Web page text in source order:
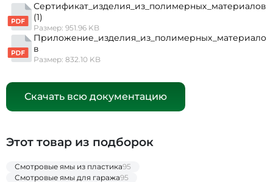
Сертификат_изделия_из_полимерных_материалов
(1)
Размер: 951.96 KB
Приложение_изделия_из_полимерных_материало
в
Размер: 832.10 KB
Скачать всю документацию
Этот товар из подборок
Смотровые ямы из пластика95
Смотровые ямы для гаража95